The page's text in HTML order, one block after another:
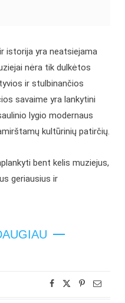
istorija yra neatsiejama
nėra tik dulkėtos
ir stulbinančios
savaime yra lankytini
lygio modernaus
kultūrinių patirčių.
bent kelis muziejus,
geriausius ir